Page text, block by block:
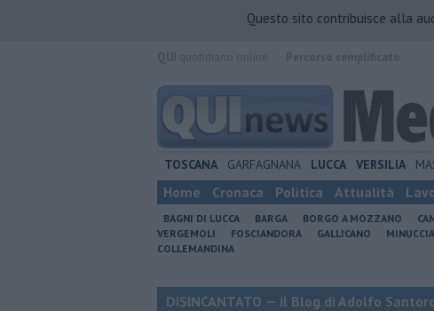
Questo sito contribuisce alla
TOSCANA GARFAGNANA LUCCA VERSILIA
Home Cronaca Politica Attualità
BAGNI DI LUCCA BARGA BORGO A MOZZANO
VERGEMOLI
FOSCIANDORA GALLICANO
COLLEMANDINA
DISINCANTATO — il Blog di Adolfo